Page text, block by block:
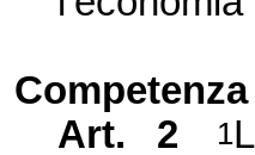
Competenza
Art. 2
1